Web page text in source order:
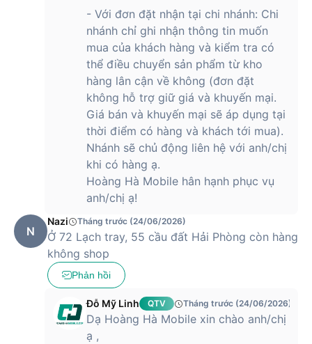
- Với đơn đặt nhận tại chi nhánh: Chi
nhánh chỉ ghi nhận thông tin muốn
mua của khách hàng và kiểm tra có
thể điều chuyển sản phẩm từ kho
hàng lân cận về không (đơn đặt
không hỗ trợ giữ giá và khuyến mại.
Giá bán và khuyến mại sẽ áp dụng tại
thời điểm có hàng và khách tới mua).
Nhánh sẽ chủ động liên hệ với anh/chị
khi có hàng ạ.
Hoàng Hà Mobile hân hạnh phục vụ
anh/chị ạ!
N
Nazi Tháng trước (24/06/2026)
Ở 72 Lạch tray, 55 cầu đất Hải Phòng còn hàng
không shop
Phản hồi
Đỗ Mỹ Linh QTV Tháng trước (24/06/2026)
Dạ Hoàng Hà Mobile xin chào anh/chị
ạ ,